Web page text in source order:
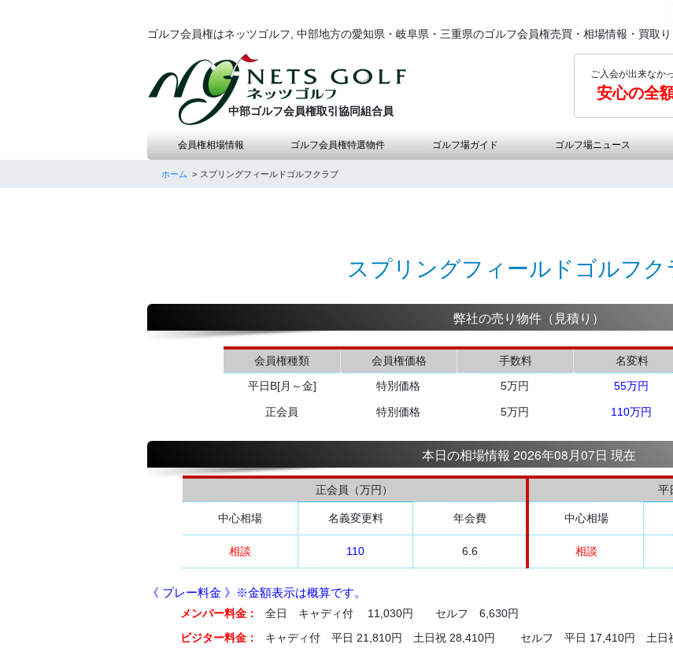
ゴルフ会員権はネッツゴルフ, 中部地方の愛知県・岐阜県・三重県のゴルフ会員権売買・相場情報・買取
中部ゴルフ会員権取引協同組合員
ご入会が出来なか
安心の全
会員権相場情報 ゴルフ会員権特選物件 ゴルフ場ガイド ゴルフ場ニュース
ホーム スプリングフィールドゴルフクラブ
スプリングフィールドゴルフク
弊社の売り物件（見積り）
会員権種類 会員権価格 手数料 名変料
平日B[月～金]
特別価格 5万円 55万円
正会員 特別価格 5万円 110万円
本日の相場情報 2026年08月07日 現在
正会員（万円） 平
中心相場 名義変更料 年会費 中心相場
相談 110 6.6 相談
《 プレー料金 》※金額表示は概算です。
メンバー料金：
全日 キャディ付 11,030円 セルフ 6,630円
ビジター料金：
キャディ付 平日 21,810円 土日祝 28,410円 セルフ 平日 17,410円 土日